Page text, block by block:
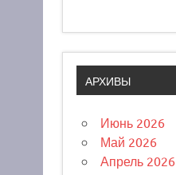
АРХИВЫ
Июнь 2026
Май 2026
Апрель 2026